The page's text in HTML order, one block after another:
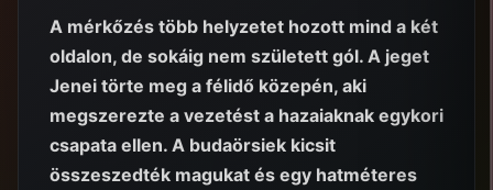
A mérkőzés több helyzetet hozott mind a két
oldalon, de sokáig nem született gól. A jeget
Jenei törte meg a félidő közepén, aki
megszerezte a vezetést a hazaiaknak egykori
csapata ellen. A budaörsiek kicsit
összeszedték magukat és egy hatméteres